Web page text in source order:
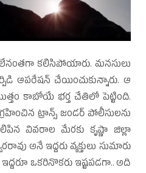
కలిసిపోయారు. మనసులు
ఆపరేషన్‌ చేయించుకున్నారు. ఆ
కాబోయే భర్త చేతిలో పెట్టింది.
ట్రాన్స్‌ జండర్‌ పోలీసులను
వివరాల మేరకు కృష్ణా జిల్లా
అనే ఇద్దరు వ్యక్తులు సుమారు
ఒకరినొకరు ఇష్టపడగా.. అది